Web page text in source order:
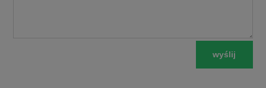
wyślij